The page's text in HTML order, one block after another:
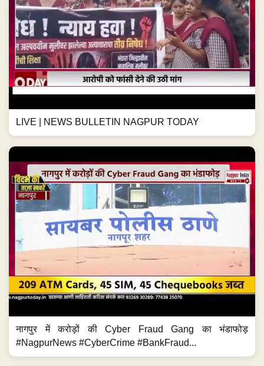
LIVE | NEWS BULLETIN NAGPUR TODAY
नागपुर में करोड़ों की Cyber Fraud Gang का भंडाफोड़
#NagpurNews #CyberCrime #BankFraud...